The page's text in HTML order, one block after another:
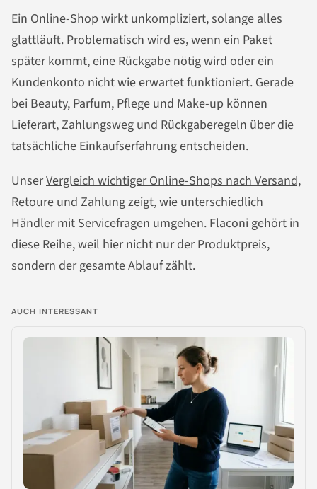
Ein Online-Shop wirkt unkompliziert, solange alles
glattläuft. Problematisch wird es, wenn ein Paket
später kommt, eine Rückgabe nötig wird oder ein
Kundenkonto nicht wie erwartet funktioniert. Gerade
bei Beauty, Parfum, Pflege und Make-up können
Lieferart, Zahlungsweg und Rückgaberegeln über die
tatsächliche Einkaufserfahrung entscheiden.
UnserVergleich wichtiger Online-Shops nach Versand,
Retoure und Zahlungzeigt, wie unterschiedlich
Händler mit Servicefragen umgehen. Flaconi gehört in
diese Reihe, weil hier nicht nur der Produktpreis,
sondern der gesamte Ablauf zählt.
AUCH INTERESSANT